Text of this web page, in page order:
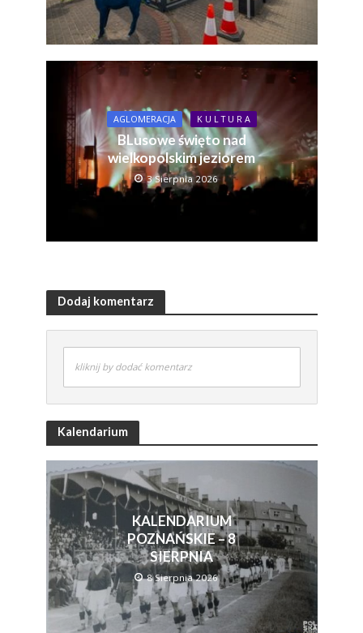
AGLOMERACJA K U L T U R A
BLusowe święto nad
wielkopolskim jeziorem
3 Sierpnia 2026
Dodaj komentarz
kliknij by dodać komentarz
Kalendarium
KALENDARIUM
POZNAŃSKIE – 8
SIERPNIA
8 Sierpnia 2026